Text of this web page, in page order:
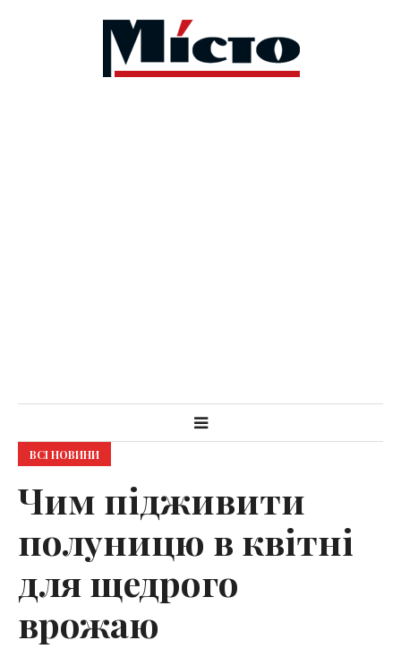
ВСІ НОВИНИ
Чим підживити
полуницю в квітні
для щедрого
врожаю